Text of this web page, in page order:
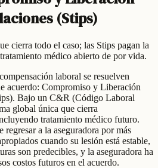
(Stips)
cierra todo el caso; las Stips pagan la
médico abierto de por vida.
laboral se resuelven
acuerdo: Compromiso y Liberación
Bajo un C&R (Código Laboral
global única que cierra
tratamiento médico futuro.
a la aseguradora por más
cuando su lesión está estable,
son predecibles, y la aseguradora ha
costos futuros en el acuerdo.